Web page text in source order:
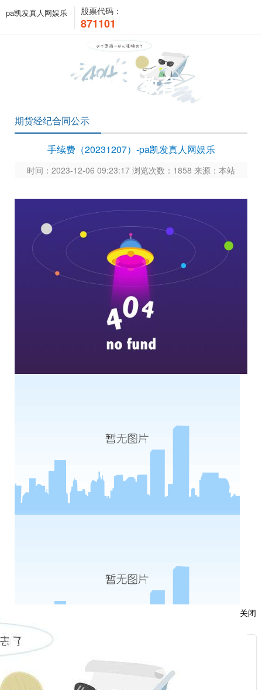
pa凯发真人网娱乐 股票代码：
871101
投资者教育
期货经纪合同公示
手续费（20231207）-pa凯发真人网娱乐
时间：2023-12-06 09:23:17 浏览次数：1858 来源：本站
关闭